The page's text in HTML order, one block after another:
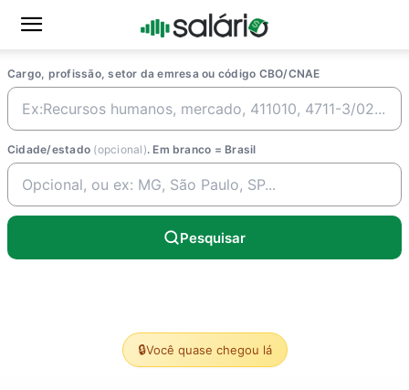
Cargo, profissão, setor da emresa ou código CBO/CNAE
Cidade/estado (opcional). Em branco = Brasil
Pesquisar
🔒Você quase chegou lá